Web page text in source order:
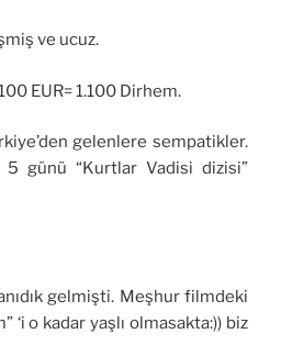
ve ucuz.
EUR= 1.100 Dirhem.
gelenlere sempatikler.
5 günü “Kurtlar Vadisi dizisi”
gelmişti. Meşhur filmdeki
‘i o kadar yaşlı olmasakta:)) biz